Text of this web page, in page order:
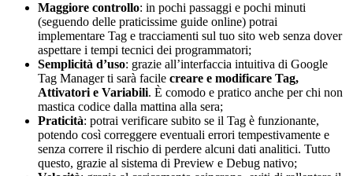
Maggiore controllo: in pochi passaggi e pochi minuti
(seguendo delle praticissime guide online) potrai
implementare Tag e tracciamenti sul tuo sito web senza dover
aspettare i tempi tecnici dei programmatori;
Semplicità d’uso: grazie all’interfaccia intuitiva di Google
Tag Manager ti sarà facile creare e modificare Tag,
Attivatori e Variabili. È comodo e pratico anche per chi non
mastica codice dalla mattina alla sera;
Praticità: potrai verificare subito se il Tag è funzionante,
potendo così correggere eventuali errori tempestivamente e
senza correre il rischio di perdere alcuni dati analitici. Tutto
questo, grazie al sistema di Preview e Debug nativo;